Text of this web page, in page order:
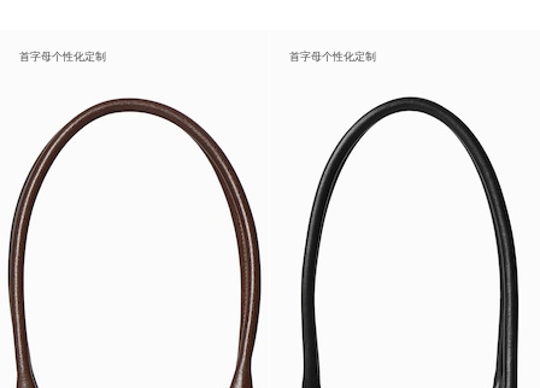
首字母个性化定制 首字母个性化定制